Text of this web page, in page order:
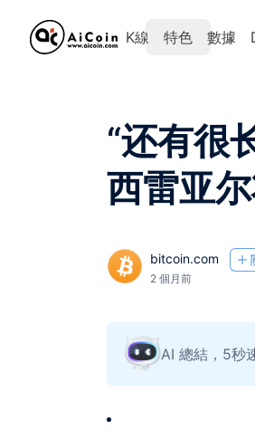
K線 特色 數據
“还有很
西雷亚
bitcoin.com
2 個月前
AI 總結，5秒